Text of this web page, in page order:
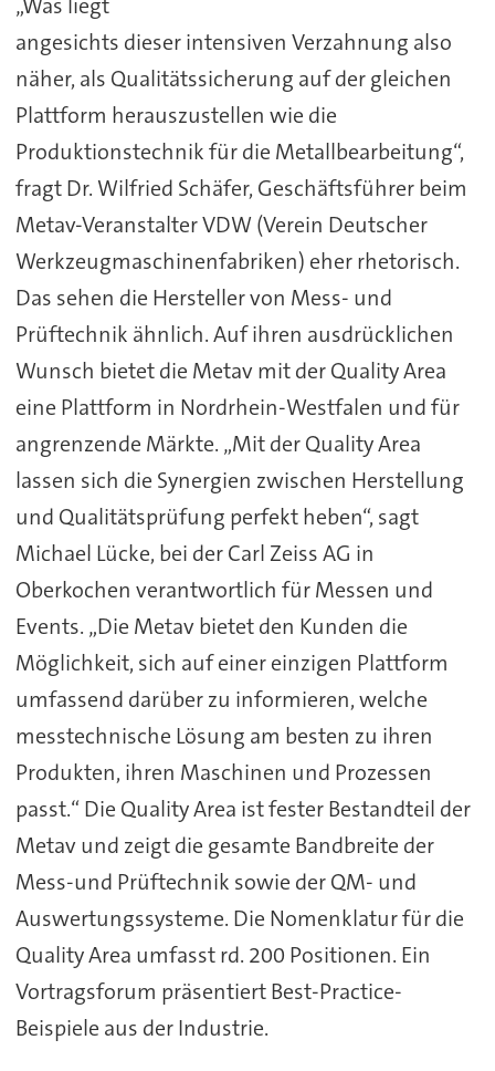
angesichts dieser intensiven Verzahnung also
näher, als Qualitätssicherung auf der gleichen
Plattform herauszustellen wie die
Produktionstechnik für die Metallbearbeitung“,
fragt Dr. Wilfried Schäfer, Geschäftsführer beim
Metav-Veranstalter VDW (Verein Deutscher
Werkzeugmaschinenfabriken) eher rhetorisch.
Das sehen die Hersteller von Mess- und
Prüftechnik ähnlich. Auf ihren ausdrücklichen
Wunsch bietet die Metav mit der Quality Area
eine Plattform in Nordrhein-Westfalen und für
angrenzende Märkte. „Mit der Quality Area
lassen sich die Synergien zwischen Herstellung
und Qualitätsprüfung perfekt heben“, sagt
Michael Lücke, bei der Carl Zeiss AG in
Oberkochen verantwortlich für Messen und
Events. „Die Metav bietet den Kunden die
Möglichkeit, sich auf einer einzigen Plattform
umfassend darüber zu informieren, welche
messtechnische Lösung am besten zu ihren
Produkten, ihren Maschinen und Prozessen
passt.“ Die Quality Area ist fester Bestandteil der
Metav und zeigt die gesamte Bandbreite der
Mess-und Prüftechnik sowie der QM- und
Auswertungssysteme. Die Nomenklatur für die
Quality Area umfasst rd. 200 Positionen. Ein
Vortragsforum präsentiert Best-Practice-
Beispiele aus der Industrie.